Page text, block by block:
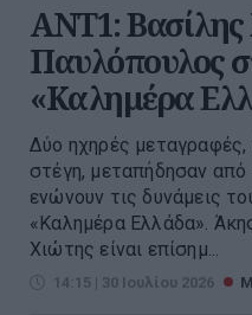
ΑΝΤ1: Βασίλης
Παυλόπουλος
«Καλημέρα
Δύο ηχηρές
στέγη, μεταπήδησαν
ενώνουν τις δυνάμεις
«Καλημέρα Ελλάδα».
Χιώτης είναι επίσημ...
14:15 | 30 Ιουλίου 2026